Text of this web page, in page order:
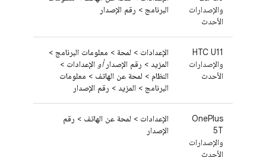
والإصدارات
الأحدث
البرنامج > رقم الإصدار
HTC U11
والإصدارات
الأحدث
الإعدادات > لمحة > معلومات البرنامج >
المزيد > رقم الإصدار أو الإعدادات >
النظام > لمحة عن الهاتف > معلومات
البرنامج > المزيد > رقم الإصدار
OnePlus
5T
والإصدارات
الأحدث
الإعدادات > لمحة عن الهاتف > رقم
الإصدار